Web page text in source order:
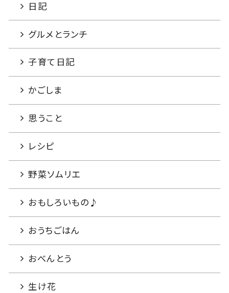
日記
グルメとランチ
子育て日記
かごしま
思うこと
レシピ
野菜ソムリエ
おもしろいもの♪
おうちごはん
おべんとう
生け花